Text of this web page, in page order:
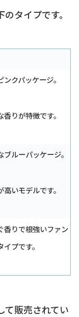
タイプです。
ンクパッケージ。
香りが特徴です。
ブルーパッケージ。
高いモデルです。
香りで根強いファン
プです。
て販売されてい